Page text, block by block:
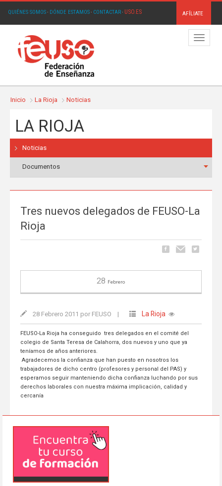
QUIÉNES SOMOS· DÓNDE ESTAMOS· CONTACTAR· USO.ES AFÍLIATE
Menú
Inicio La Rioja Noticias
LA RIOJA
Noticias
Documentos
Tres nuevos delegados de FEUSO-La
Rioja
28 Febrero
28 Febrero 2011 por FEUSO | La Rioja
FEUSO-La Rioja ha conseguido tres delegados en el comité del
colegio de Santa Teresa de Calahorra, dos nuevos y uno que ya
teníamos de años anteriores.
Agradecemos la confianza que han puesto en nosotros los
trabajadores de dicho centro (profesores y personal del PAS) y
esperamos seguir manteniendo dicha confianza luchando por sus
derechos laborales con nuestra máxima implicación, calidad y
cercanía